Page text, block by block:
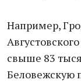
Например,
свыше 83
Беловежскую